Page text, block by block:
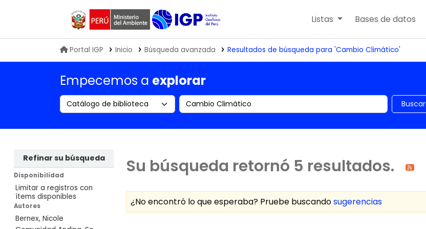
Biblioteca IGP
Listas Bases de datos
Portal IGP Inicio Búsqueda avanzada Resultados de búsqueda para 'Cambio Climático'
Empecemos a explorar
Search the catalog by: Buscar en el catálogo por palabra clave Buscar
Refinar su búsqueda
Disponibilidad
Limitar a registros con
ítems disponibles
Autores
Bernex, Nicole
Su búsqueda retornó 5 resultados.
¿No encontró lo que esperaba? Pruebe buscandosugerencias